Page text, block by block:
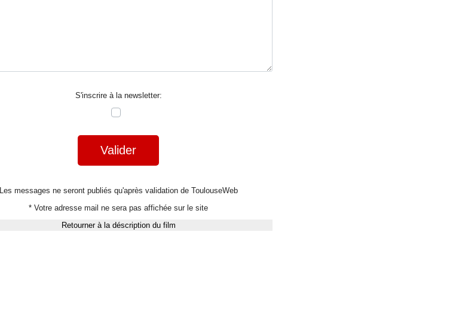
S'inscrire à la newsletter:
Valider
Les messages ne seront publiés qu'après validation de ToulouseWeb
* Votre adresse mail ne sera pas affichée sur le site
Retourner à la déscription du film